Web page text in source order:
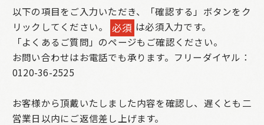
以下の項目をご入力いただき、「確認する」ボタンをク
リックしてください。
必須 は必須入力です。
「よくあるご質問」のページもご確認ください。
お問い合わせはお電話でも承ります。フリーダイヤル：
0120-36-2525
お客様から頂戴いたしました内容を確認し、遅くとも二
営業日以内にご返信差し上げます。